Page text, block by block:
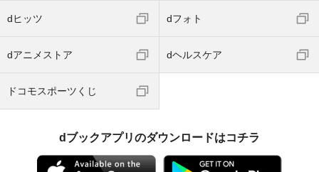
dヒッツ dフォト
dアニメストア dヘルスケア
ドコモスポーツくじ
dブックアプリのダウンロードはコチラ